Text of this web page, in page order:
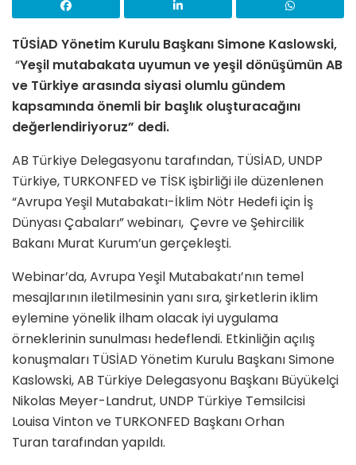
TÜSİAD Yönetim Kurulu Başkanı Simone Kaslowski,
“Yeşil mutabakata uyumun ve yeşil dönüşümün AB
ve Türkiye arasında siyasi olumlu gündem
kapsamında önemli bir başlık oluşturacağını
değerlendiriyoruz” dedi.
AB Türkiye Delegasyonu tarafından, TÜSİAD, UNDP
Türkiye, TURKONFED ve TİSK işbirliği ile düzenlenen
“Avrupa Yeşil Mutabakatı-İklim Nötr Hedefi için İş
Dünyası Çabaları” webinarı, Çevre ve Şehircilik
Bakanı Murat Kurum’un gerçekleşti.
Webinar’da, Avrupa Yeşil Mutabakatı’nın temel
mesajlarının iletilmesinin yanı sıra, şirketlerin iklim
eylemine yönelik ilham olacak iyi uygulama
örneklerinin sunulması hedeflendi. Etkinliğin açılış
konuşmaları TÜSİAD Yönetim Kurulu Başkanı Simone
Kaslowski, AB Türkiye Delegasyonu Başkanı Büyükelçi
Nikolas Meyer-Landrut, UNDP Türkiye Temsilcisi
Louisa Vinton ve TURKONFED Başkanı Orhan
Turan tarafından yapıldı.